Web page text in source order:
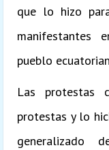
que lo hizo
manifestantes
pueblo
Las protestas
protestas y lo
generalizado